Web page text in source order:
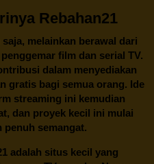
Rebahan21
melainkan berawal dari
film dan serial TV.
dalam menyediakan
gratis bagi semua orang. Ide
streaming ini kemudian
dan proyek kecil ini mulai
penuh semangat.
adalah situs kecil yang